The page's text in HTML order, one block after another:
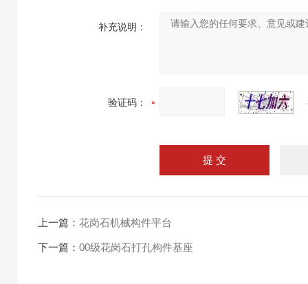
补充说明：
验证码：
上一篇： 花岗石机械构件平台
下一篇： 00级花岗石打孔构件基座